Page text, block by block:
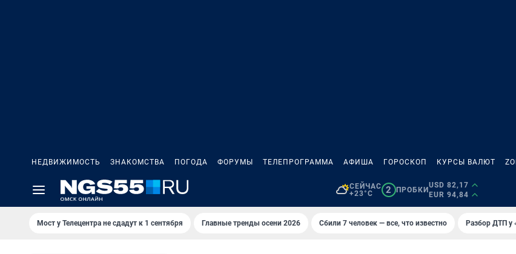
НЕДВИЖИМОСТЬ ЗНАКОМСТВА ПОГОДА ФОРУМЫ ТЕЛЕПРОГРАММА АФИША ГОРОСКОП КУРСЫ ВАЛЮТ
СЕЙЧАС
+23°C
2 ПРОБКИ
USD 82,17
EUR 94,84
Мост у Телецентра не сдадут к 1 сентября Главные тренды осени 2026 Сбили 7 человек — все, что известно Разбор ДТП у